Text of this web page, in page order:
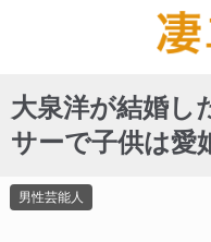
大泉洋が結婚し
サーで子供は愛
男性芸能人